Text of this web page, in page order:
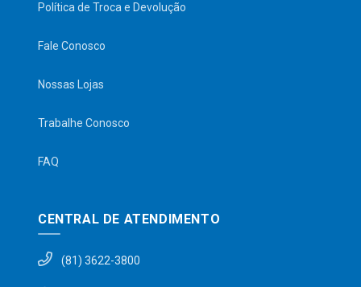
Política de Troca e Devolução
Fale Conosco
Nossas Lojas
Trabalhe Conosco
FAQ
CENTRAL DE ATENDIMENTO
(81) 3622-3800